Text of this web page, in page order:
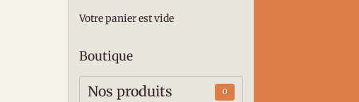
Votre panier est vide
Boutique
Nos produits 0